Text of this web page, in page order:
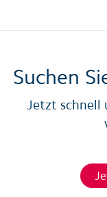
Suchen
Jetzt schnell